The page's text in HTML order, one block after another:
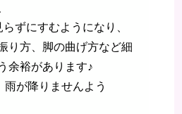
ずにすむようになり、
り方、脚の曲げ方など細
余裕があります♪
雨が降りませんよう